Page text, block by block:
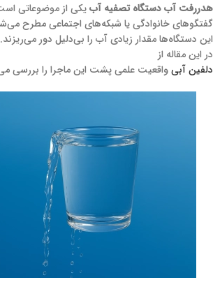
هدررفت آب دستگاه تصفیه آبیکی از موضوعاتی
گفتگوهای خانوادگی یا شبکه‌های اجتماعی مطرح
این دستگاه‌ها مقدار زیادی آب را بی‌دلیل دور
در این مقاله از
دلفین آبیواقعیت علمی پشت این ماجرا را بررسی